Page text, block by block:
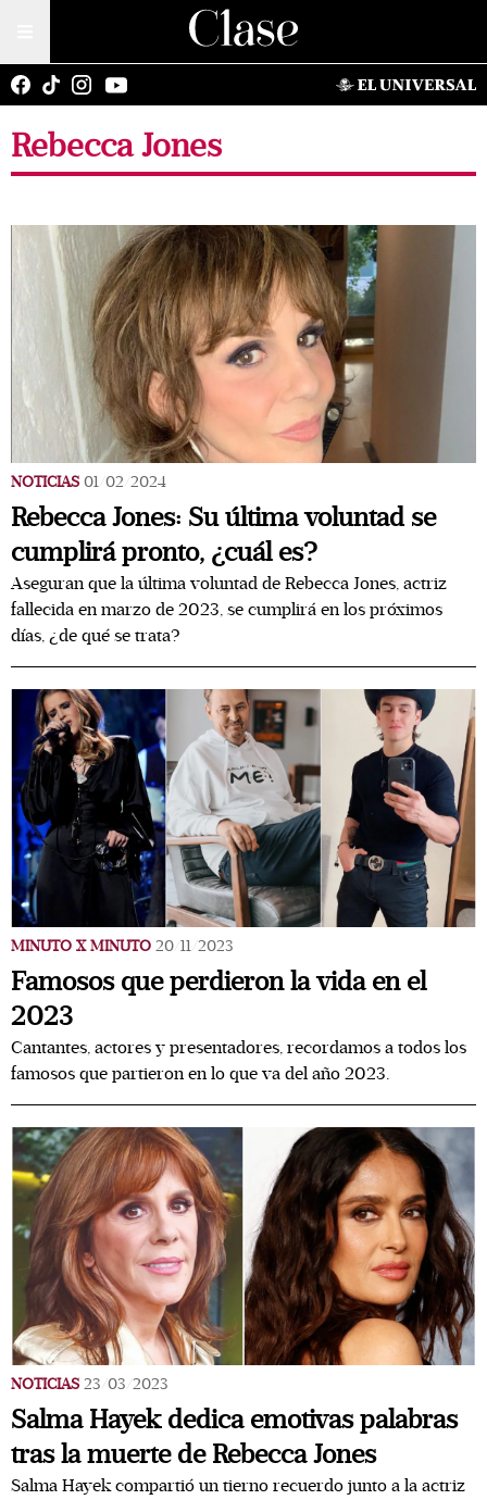
Rebecca Jones
NOTICIAS 01/02/2024
Rebecca Jones: Su última voluntad se
cumplirá pronto, ¿cuál es?
Aseguran que la última voluntad de Rebecca Jones, actriz
fallecida en marzo de 2023, se cumplirá en los próximos
días, ¿de qué se trata?
MINUTO X MINUTO 20/11/2023
Famosos que perdieron la vida en el
2023
Cantantes, actores y presentadores, recordamos a todos los
famosos que partieron en lo que va del año 2023.
NOTICIAS 23/03/2023
Salma Hayek dedica emotivas palabras
tras la muerte de Rebecca Jones
Salma Hayek compartió un tierno recuerdo junto a la actriz